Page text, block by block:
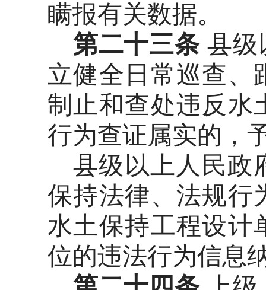
瞒报有关数据。
第二十三条 县级
立健全日常巡查、
制止和查处违反水
行为查证属实的，
县级以上人民政
保持法律、法规行
水土保持工程设计
位的违法行为信息